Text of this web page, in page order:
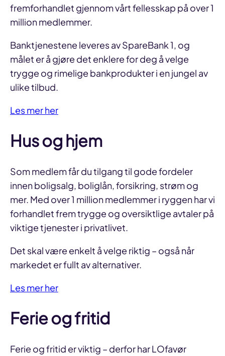
fremforhandlet gjennom vårt fellesskap på over 1
million medlemmer.
Banktjenestene leveres av SpareBank 1, og
målet er å gjøre det enklere for deg å velge
trygge og rimelige bankprodukter i en jungel av
ulike tilbud.
Les mer her
Hus og hjem
Som medlem får du tilgang til gode fordeler
innen boligsalg, boliglån, forsikring, strøm og
mer. Med over 1 million medlemmer i ryggen har vi
forhandlet frem trygge og oversiktlige avtaler på
viktige tjenester i privatlivet.
Det skal være enkelt å velge riktig – også når
markedet er fullt av alternativer.
Les mer her
Ferie og fritid
Ferie og fritid er viktig – derfor har LOfavør